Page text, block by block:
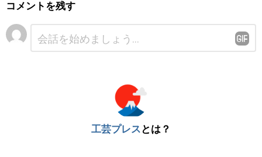
コメントを残す
工芸プレス とは？